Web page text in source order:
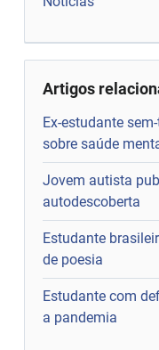
Artigos
Ex-estudante
sobre saúde
Jovem autista
autodescoberta
Estudante
de poesia
Estudante com
a pandemia